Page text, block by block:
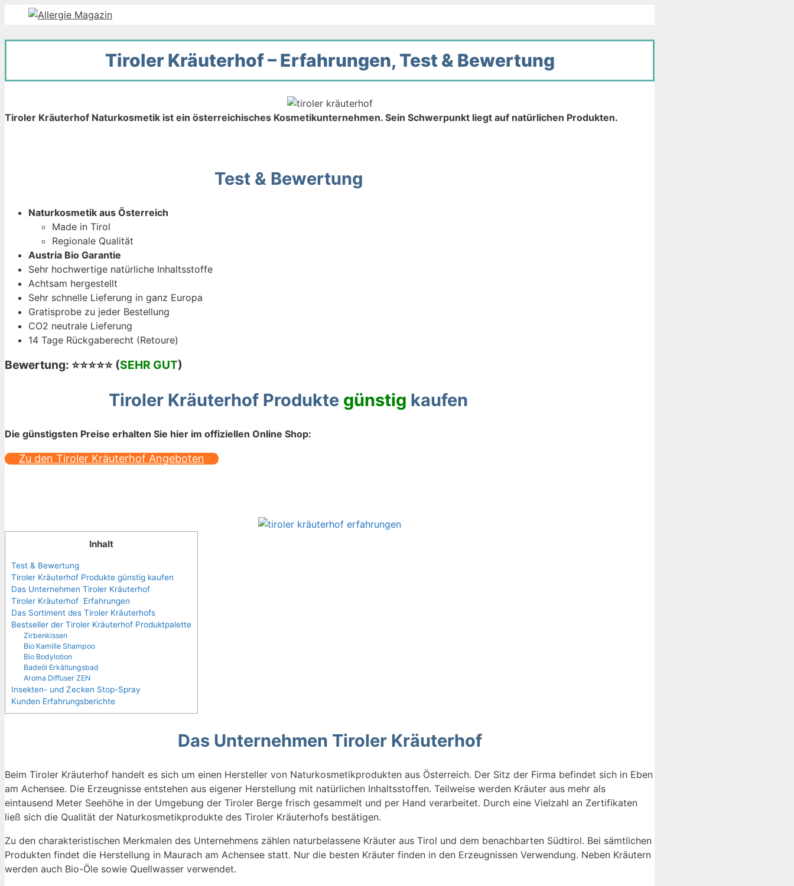
springen
Tiroler Kräuterhof – Erfahrungen, Test & Bewertung
Tiroler Kräuterhof Naturkosmetik ist ein österreichisches Kosmetikunternehmen. Sein Schwerpunkt liegt auf natürlichen Produkten.
Test & Bewertung
Naturkosmetik aus Österreich
Made in Tirol
Regionale Qualität
Austria Bio Garantie
Sehr hochwertige natürliche Inhaltsstoffe
Achtsam hergestellt
Sehr schnelle Lieferung in ganz Europa
Gratisprobe zu jeder Bestellung
CO2 neutrale Lieferung
14 Tage Rückgaberecht (Retoure)
Bewertung: ⭐⭐⭐⭐⭐ (SEHR GUT)
Tiroler Kräuterhof Produkte günstig kaufen
Die günstigsten Preise erhalten Sie hier im offiziellen Online Shop:
Zu den Tiroler Kräuterhof Angeboten
Inhalt
Test & Bewertung
Tiroler Kräuterhof Produkte günstig kaufen
Das Unternehmen Tiroler Kräuterhof
Tiroler Kräuterhof Erfahrungen
Das Sortiment des Tiroler Kräuterhofs
Bestseller der Tiroler Kräuterhof Produktpalette
Zirbenkissen
Bio Kamille Shampoo
Bio Bodylotion
Badeöl Erkältungsbad
Aroma Diffuser ZEN
Insekten- und Zecken Stop-Spray
Kunden Erfahrungsberichte
Das Unternehmen Tiroler Kräuterhof
Beim Tiroler Kräuterhof handelt es sich um einen Hersteller von Naturkosmetikprodukten aus Österreich. Der Sitz der Firma befindet sich in Eben
am Achensee. Die Erzeugnisse entstehen aus eigener Herstellung mit natürlichen Inhaltsstoffen. Teilweise werden Kräuter aus mehr als
eintausend Meter Seehöhe in der Umgebung der Tiroler Berge frisch gesammelt und per Hand verarbeitet. Durch eine Vielzahl an Zertifikaten
ließ sich die Qualität der Naturkosmetikprodukte des Tiroler Kräuterhofs bestätigen.
Zu den charakteristischen Merkmalen des Unternehmens zählen naturbelassene Kräuter aus Tirol und dem benachbarten Südtirol. Bei sämtlichen
Produkten findet die Herstellung in Maurach am Achensee statt. Nur die besten Kräuter finden in den Erzeugnissen Verwendung. Neben Kräutern
werden auch Bio-Öle sowie Quellwasser verwendet.